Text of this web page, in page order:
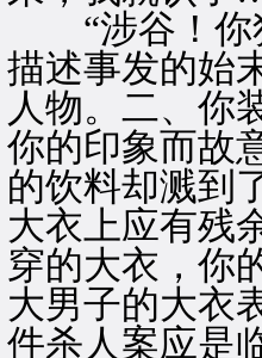
“涉谷！你
描述事发的始
人物。二、你
你的印象而故
的饮料却溅到
大衣上应有残
穿的大衣，你
大男子的大衣
件杀人案应是